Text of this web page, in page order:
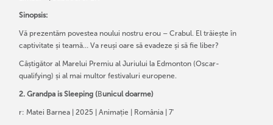
Sinopsis:
Vă prezentăm povestea noului nostru erou – Crabul. El trăiește în
captivitate și teamă… Va reuși oare să evadeze și să fie liber?
Câștigător al Marelui Premiu al Juriului la Edmonton (Oscar-
qualifying) și al mai multor festivaluri europene.
2. Grandpa is Sleeping (Bunicul doarme)
r: Matei Barnea | 2025 | Animație | România | 7'